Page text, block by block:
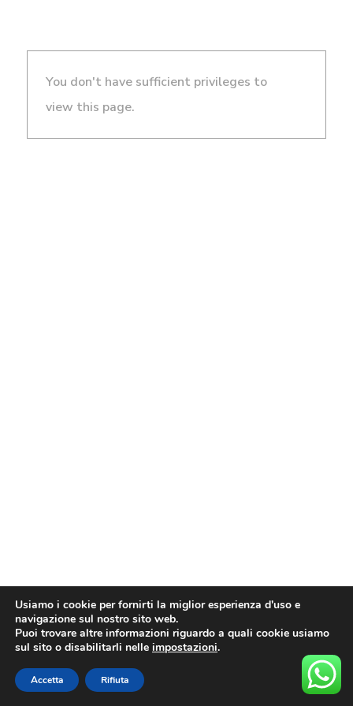
You don't have sufficient privileges to
view this page.
Usiamo i cookie per fornirti la miglior esperienza d'uso e
navigazione sul nostro sito web.
Puoi trovare altre informazioni riguardo a quali cookie usiamo
sul sito o disabilitarli nelle impostazioni.
Accetta Rifiuta